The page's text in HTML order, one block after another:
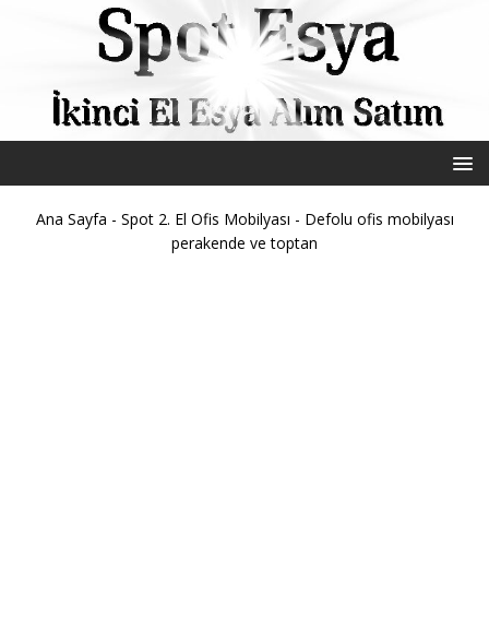
Ana Sayfa - Spot 2. El Ofis Mobilyası - Defolu ofis mobilyası
perakende ve toptan